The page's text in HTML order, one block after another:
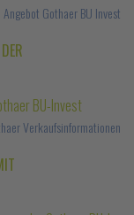
Angebot Gothaer BU Invest
Verkaufsinformationen